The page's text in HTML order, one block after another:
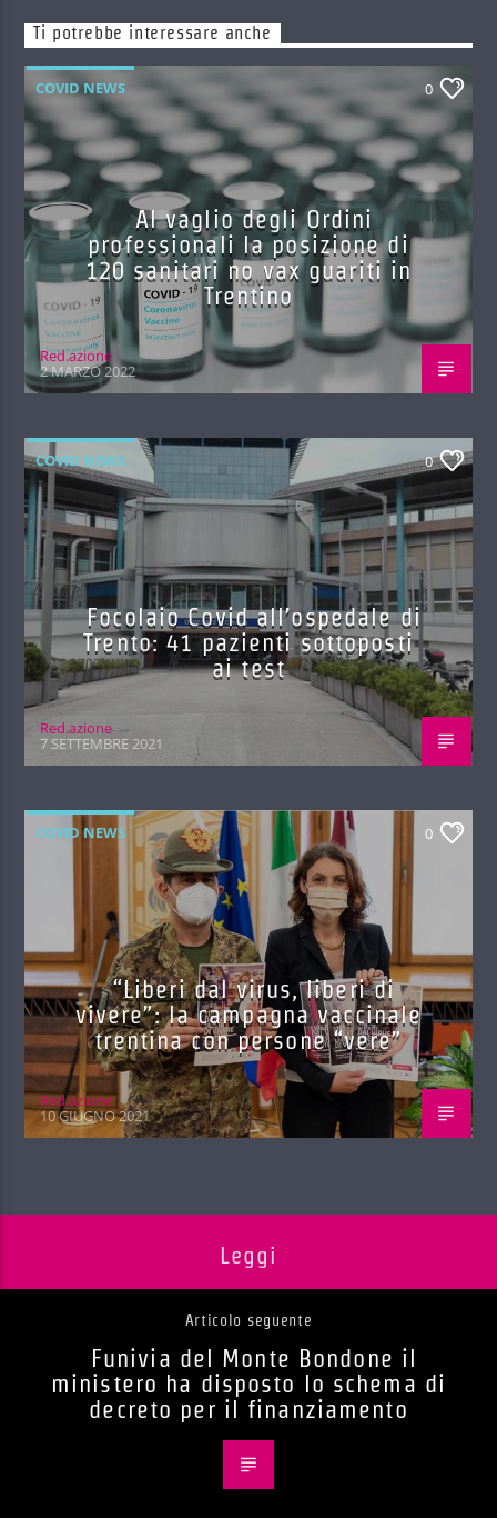
Ti potrebbe interessare anche
COVID NEWS 0
Al vaglio degli Ordini
professionali la posizione di
120 sanitari no vax guariti in
Trentino
Red.azione
2 MARZO 2022
COVID NEWS 0
Focolaio Covid all’ospedale di
Trento: 41 pazienti sottoposti
ai test
Red.azione
7 SETTEMBRE 2021
COVID NEWS 0
“Liberi dal virus, liberi di
vivere”: la campagna vaccinale
trentina con persone “vere”
Red.azione
10 GIUGNO 2021
Leggi
Articolo seguente
Funivia del Monte Bondone il
ministero ha disposto lo schema di
decreto per il finanziamento